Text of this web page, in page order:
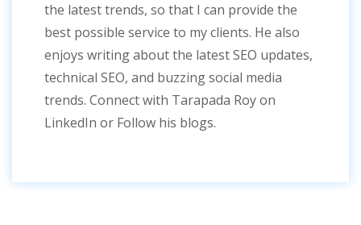
the latest trends, so that I can provide the
best possible service to my clients. He also
enjoys writing about the latest SEO updates,
technical SEO, and buzzing social media
trends. Connect with Tarapada Roy on
LinkedIn or Follow his blogs.